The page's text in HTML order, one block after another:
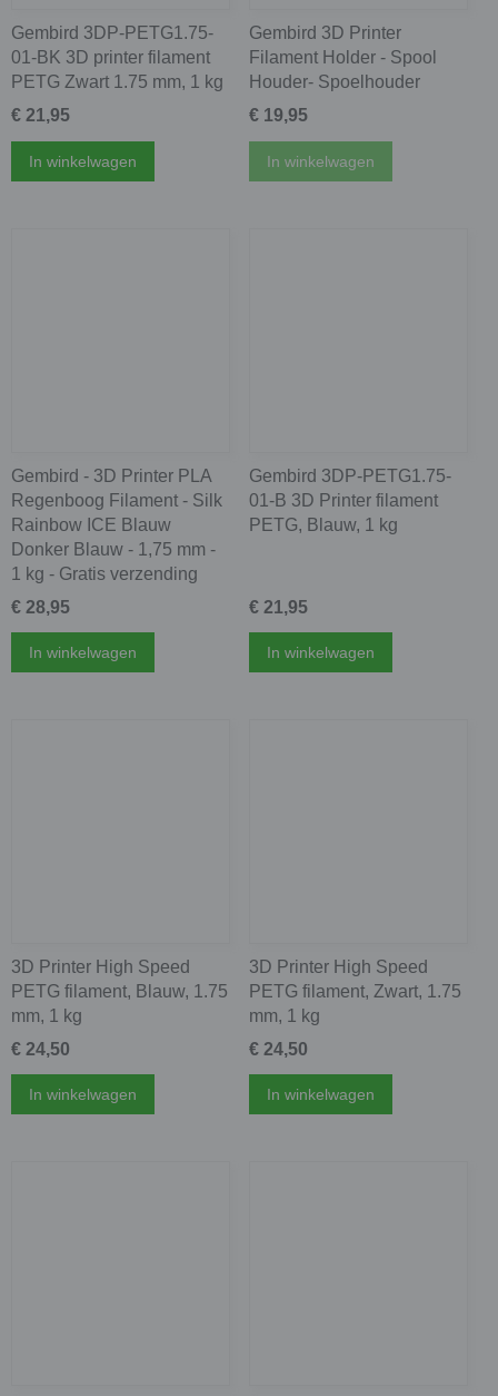
Gembird 3DP-PETG1.75-
01-BK 3D printer filament
PETG Zwart 1.75 mm, 1 kg
€ 21,95
In winkelwagen
Gembird 3D Printer
Filament Holder - Spool
Houder- Spoelhouder
€ 19,95
In winkelwagen
Gembird - 3D Printer PLA
Regenboog Filament - Silk
Rainbow ICE Blauw
Donker Blauw - 1,75 mm -
1 kg - Gratis verzending
€ 28,95
In winkelwagen
Gembird 3DP-PETG1.75-
01-B 3D Printer filament
PETG, Blauw, 1 kg
€ 21,95
In winkelwagen
3D Printer High Speed
PETG filament, Blauw, 1.75
mm, 1 kg
€ 24,50
In winkelwagen
3D Printer High Speed
PETG filament, Zwart, 1.75
mm, 1 kg
€ 24,50
In winkelwagen